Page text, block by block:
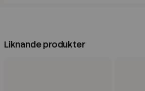
Liknande produkter